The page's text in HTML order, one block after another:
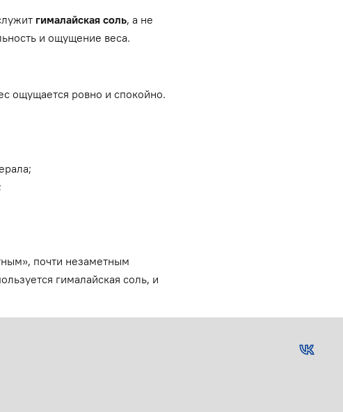
гималайская соль, а не
и ощущение веса.
ощущается ровно и спокойно.
почти незаметным
гималайская соль, и